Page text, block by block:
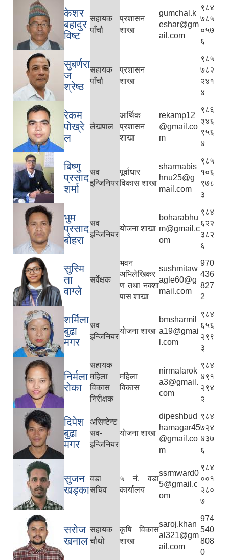
केशर
बहादुर
विष्ट
सहायक
पाँचौ
प्रशासन
शाखा
gumchal.k
eshar@gm
ail.com
९८४
७८५
०५७
६
सुबर्णरा
ज
श्रेष्ठ
सहायक
पाँचौ
प्रशासन
शाखा
९८५
७८२
२४१
४
रेकम
पोख्रे
ल
लेखपाल
आर्थिक
प्रशासन
शाखा
rekamp12
@gmail.co
m
९८६
३४६
९५६
४
बिष्णु
प्रसाद
शर्मा
सव
इन्जिनियर
पूर्वाधार
विकास शाखा
sharmabis
hnu25@g
mail.com
९८५
१०६
९७८
३
भुम
प्रसाद
बोहरा
सव
इन्जिनियर
योजना शाखा
boharabhu
m@gmail.c
om
९८४
६२२
३८२
६
सुस्मि
ता
वाग्ले
सर्वेक्षक
भवन
अभिलेखिकर
ण तथा नक्शा
पास शाखा
sushmitaw
agle60@g
mail.com
970
436
827
2
शर्मिला
बुढा
मगर
सव
इन्जिनियर
योजना शाखा
bmsharmil
a19@gmai
l.com
९८४
६५६
२९९
३
निर्मला
रोका
सहायक
महिला
विकास
निरीक्षक
महिला
विकास
nirmalarok
a3@gmail.
com
९८४
४९१
२९४
२
दिपेश
बुढा
मगर
असिष्टेन्ट
सव-
इन्जिनियर
योजना शाखा
dipeshbud
hamagar45
@gmail.co
m
९८४
७२४
४३७
६
सुजन
खड्का
वडा
सचिव
५ नं. वडा
कार्यालय
ssrmward0
5@gmail.c
om
९८४
००१
२८०
७
सरोज
खनाल
सहायक
चौथो
कृषि विकास
शाखा
saroj.khan
al321@gm
ail.com
974
540
808
0